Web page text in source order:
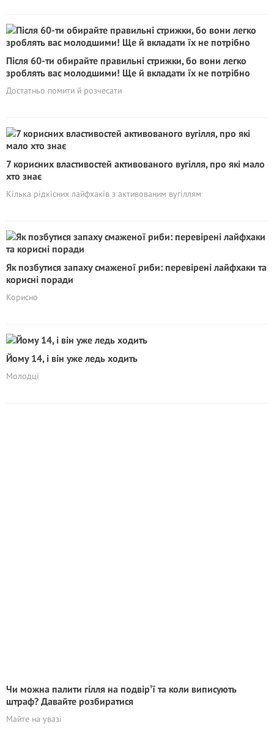
Після 60-ти обирайте правильні стрижки, бо вони легко
зроблять вас молодшими! Ще й вкладати їх не потрібно
Достатньо помити й розчесати
7 корисних властивостей активованого вугілля, про які мало
хто знає
Кілька рідкісних лайфхаків з активованим вугіллям
Як позбутися запаху смаженої риби: перевірені лайфхаки та
корисні поради
Корисно
Йому 14, і він уже ледь ходить
Молодці
Чи можна палити гілля на подвірʼї та коли виписують
штраф? Давайте розбиратися
Майте на увазі